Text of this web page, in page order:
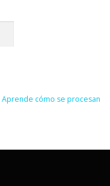
Aprende cómo se procesan